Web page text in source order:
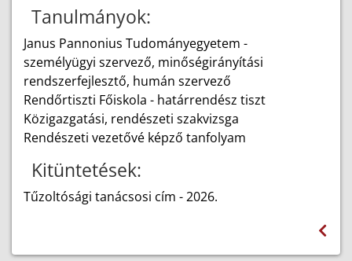
Tanulmányok:
Janus Pannonius Tudományegyetem -
személyügyi szervező, minőségirányítási
rendszerfejlesztő, humán szervező
Rendőrtiszti Főiskola - határrendész tiszt
Közigazgatási, rendészeti szakvizsga
Rendészeti vezetővé képző tanfolyam
Kitüntetések:
Tűzoltósági tanácsosi cím - 2026.